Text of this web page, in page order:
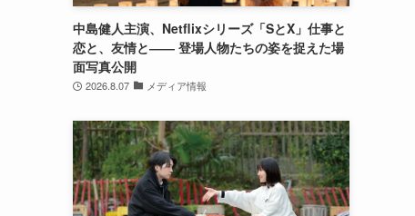
中島健人主演、Netflixシリーズ「SとX」仕事と
恋と、友情と―― 登場人物たちの姿を捉えた場
面写真公開
2026.8.07 メディア情報